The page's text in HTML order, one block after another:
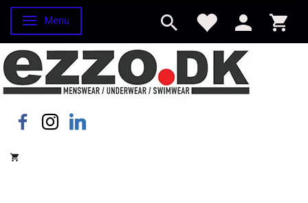
Skifte navigation
Menu